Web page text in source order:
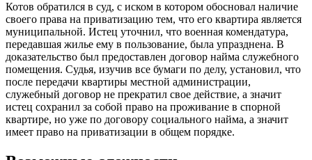
Котов обратился в суд, с иском в котором обосновал наличие
своего права на приватизацию тем, что его квартира является
муниципальной. Истец уточнил, что военная комендатура,
передавшая жилье ему в пользование, была упразднена. В
доказательство был предоставлен договор найма служебного
помещения. Судья, изучив все бумаги по делу, установил, что
после передачи квартиры местной администрации,
служебный договор не прекратил свое действие, а значит
истец сохранил за собой право на проживание в спорной
квартире, но уже по договору социального найма, а значит
имеет право на приватизации в общем порядке.